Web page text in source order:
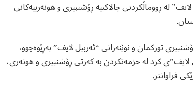
لە ڕووماڵکردنی چالاکییە ڕۆشنبیری و هونەرییەکانی
تورکمان و نوێنەرانی “ئەربیل لایف” بەڕێوەچوو،
کرد لە خزمەتکردن بە کەرتی ڕۆشنبیری و هونەری،
فراوانتر.